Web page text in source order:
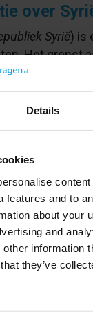
Details
features and to
about your
and
information
they’ve
over
Syrië) is
Het grenst
Israël
is door Israël
onrust in de
een land
Het blijft
kan